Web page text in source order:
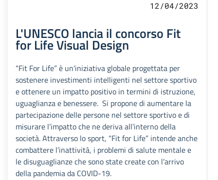
12/04/2023
L'UNESCO lancia il concorso Fit
for Life Visual Design
“Fit For Life” è un'iniziativa globale progettata per
sostenere investimenti intelligenti nel settore sportivo
e ottenere un impatto positivo in termini di istruzione,
uguaglianza e benessere. Si propone di aumentare la
partecipazione delle persone nel settore sportivo e di
misurare l’impatto che ne deriva all’interno della
società. Attraverso lo sport, “Fit for Life” intende anche
combattere l’inattività, i problemi di salute mentale e
le disuguaglianze che sono state create con l’arrivo
della pandemia da COVID-19.